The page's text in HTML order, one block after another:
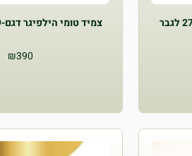
צמיד טומי הילפיגר דגם-2790559 לגבר
₪390